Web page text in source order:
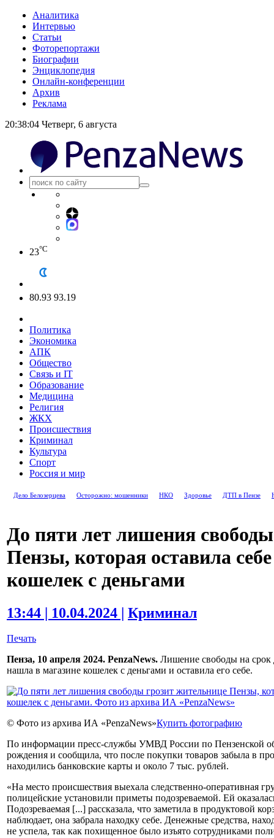
Аналитика
Интервью
Статьи
Фоторепортажи
Биографии
Энциклопедия
Онлайн-конференции
Архив
Реклама
20:38:04 Четверг, 6 августа
23°C
80.93 93.19
Политика
Экономика
АПК
Общество
Связь и IT
Образование
Медицина
Религия
ЖКХ
Происшествия
Криминал
Культура
Спорт
Россия и мир
Дело Белозерцева Осторожно: мошенники НКО Здоровье ДТП в Пензе
До пяти лет лишения
Пензы, которая оставила
кошелек с деньгами
13:44 | 10.04.2024 | Криминал
Печать
Пенза, 10 апреля 2024. PenzaNews. Лишение свободы на срок
нашла в магазине кошелек с деньгами и оставила его себе.
© Фото из архива ИА «PenzaNews»Купить фотографию
По информации пресс-службы УМВД России по Пензенской
рождения и сообщила, что после покупки товаров забыла в
находились банковские карты и около 7 тыс. рублей.
«На место происшествия выехала следственно-оперативная
полицейские установили приметы подозреваемой. Ей
Подозреваемая [...] рассказала, что заметила в продуктовой
наблюдает, она забрала находку себе. Денежные средства,
не успела, так как похищенное было изъято сотрудниками